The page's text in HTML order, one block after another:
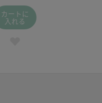
カートに
入れる